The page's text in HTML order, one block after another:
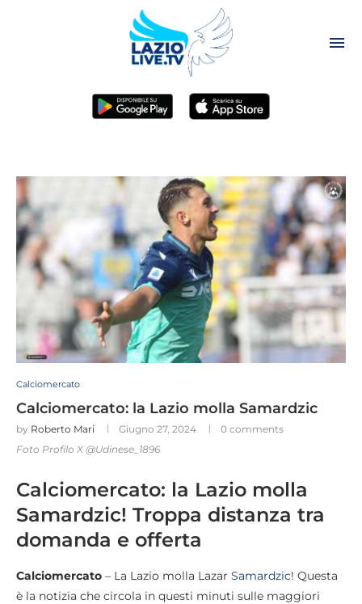
Calciomercato
Calciomercato: la Lazio molla Samardzic
by Roberto Mari Giugno 27, 2024
0 comments
Foto Profilo X @Udinese_1896
Calciomercato: la Lazio molla
Samardzic! Troppa distanza tra
domanda e offerta
Calciomercato – La Lazio molla Lazar Samardzic! Questa
è la notizia che circola in questi minuti sulle maggiori